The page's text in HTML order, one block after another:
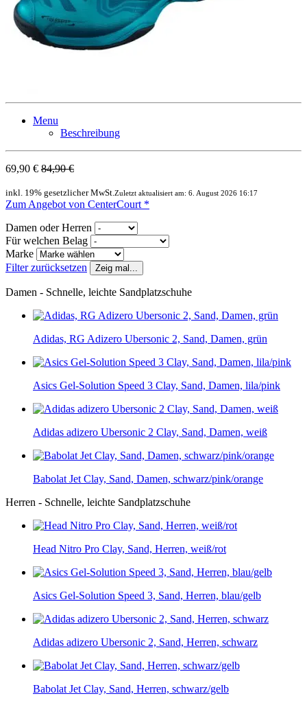
Menu
Beschreibung
69,90 € 84,90 €
inkl. 19% gesetzlicher MwSt. Zuletzt aktualisiert am: 6. August 2026 16:17
Zum Angebot von CenterCourt *
Damen oder Herren
Für welchen Belag
Marke
Filter zurücksetzen
Zeig mal...
Damen - Schnelle, leichte Sandplatzschuhe
Adidas, RG Adizero Ubersonic 2, Sand, Damen, grün
Asics Gel-Solution Speed 3 Clay, Sand, Damen, lila/pink
Adidas adizero Ubersonic 2 Clay, Sand, Damen, weiß
Babolat Jet Clay, Sand, Damen, schwarz/pink/orange
Herren - Schnelle, leichte Sandplatzschuhe
Head Nitro Pro Clay, Sand, Herren, weiß/rot
Asics Gel-Solution Speed 3, Sand, Herren, blau/gelb
Adidas adizero Ubersonic 2, Sand, Herren, schwarz
Babolat Jet Clay, Sand, Herren, schwarz/gelb